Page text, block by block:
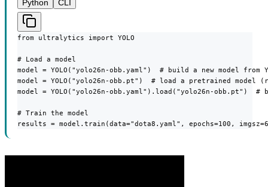
Python
CLI
from ultralytics import YOLO
# Load a model
model = YOLO("yolo26n-obb.yaml")  # build a new model from
model = YOLO("yolo26n-obb.pt")  # load a pretrained model
model = YOLO("yolo26n-obb.yaml").load("yolo26n-obb.pt")  #
# Train the model
results = model.train(data="dota8.yaml", epochs=100,